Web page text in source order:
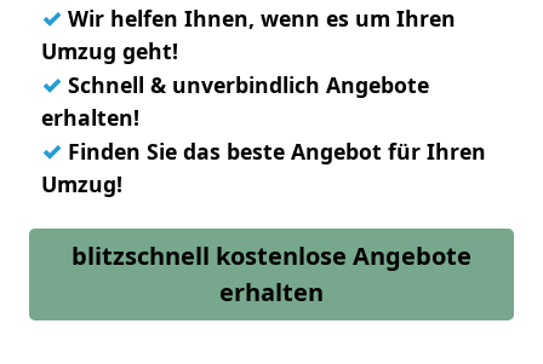
✓ Wir helfen Ihnen, wenn es um Ihren
Umzug geht!
✓ Schnell & unverbindlich Angebote
erhalten!
✓ Finden Sie das beste Angebot für Ihren
Umzug!
blitzschnell kostenlose Angebote
erhalten